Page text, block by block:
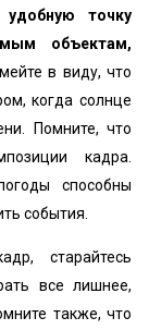
точку
объектам,
в виду, что
когда солнце
Помните, что
кадра.
способны
события.
старайтесь
все лишнее,
также, что